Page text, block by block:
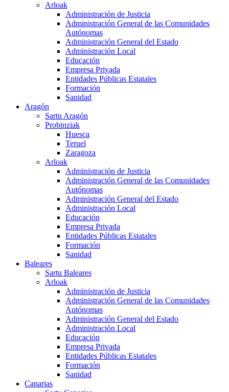
Arloak
Administración de Justicia
Administración General de las Comunidades
Autónomas
Administración General del Estado
Administración Local
Educación
Empresa Privada
Entidades Públicas Estatales
Formación
Sanidad
Aragón
Sartu Aragón
Probinziak
Huesca
Teruel
Zaragoza
Arloak
Administración de Justicia
Administración General de las Comunidades
Autónomas
Administración General del Estado
Administración Local
Educación
Empresa Privada
Entidades Públicas Estatales
Formación
Sanidad
Baleares
Sartu Baleares
Arloak
Administración de Justicia
Administración General de las Comunidades
Autónomas
Administración General del Estado
Administración Local
Educación
Empresa Privada
Entidades Públicas Estatales
Formación
Sanidad
Canarias